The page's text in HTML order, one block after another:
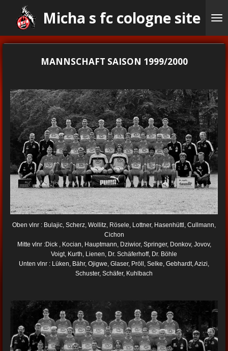
direct
naar
Micha s fc cologne site
MANNSCHAFT SAISON 1999/2000
Oben vlnr : Bulajic, Scherz, Wollitz, Rösele, Lottner, Hasenhüttl, Cullmann,
Cichon
Mitte vlnr :Dick , Kocian, Hauptmann, Dziwior, Springer, Donkov, Jovov,
Voigt, Kurth, Lienen, Dr. Schäferhoff, Dr. Böhle
Unten vlnr : Lüken, Bähr, Ojigwe, Glaser, Pröll, Selke, Gebhardt, Azizi,
Schuster, Schäfer, Kuhlbach